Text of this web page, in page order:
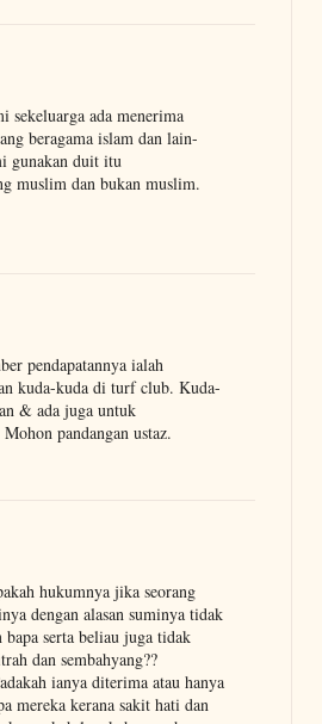
sekeluarga ada menerima
beragama islam dan lain-
gunakan duit itu
muslim dan bukan muslim.
pendapatannya ialah
kuda-kuda di turf club. Kuda-
& ada juga untuk
pandangan ustaz.
hukumnya jika seorang
dengan alasan suminya tidak
bapa serta beliau juga tidak
dan sembahyang??
ianya diterima atau hanya
mereka kerana sakit hati dan